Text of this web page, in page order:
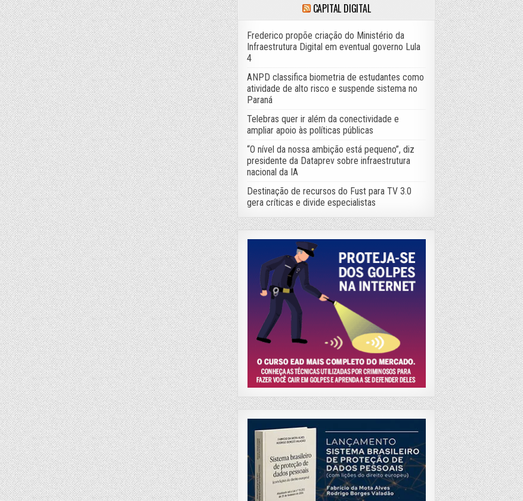
CAPITAL DIGITAL
Frederico propõe criação do Ministério da
Infraestrutura Digital em eventual governo Lula
4
ANPD classifica biometria de estudantes como
atividade de alto risco e suspende sistema no
Paraná
Telebras quer ir além da conectividade e
ampliar apoio às políticas públicas
“O nível da nossa ambição está pequeno”, diz
presidente da Dataprev sobre infraestrutura
nacional da IA
Destinação de recursos do Fust para TV 3.0
gera críticas e divide especialistas